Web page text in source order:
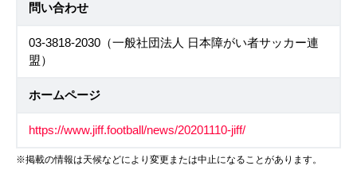
問い合わせ
03-3818-2030（一般社団法人 日本障がい者サッカー連
盟）
ホームページ
https://www.jiff.football/news/20201110-jiff/
※掲載の情報は天候などにより変更または中止になることがあります。